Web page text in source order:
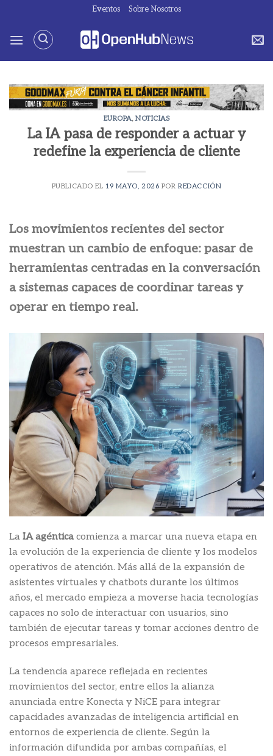
contenido
Eventos Sobre Nosotros
EUROPA, NOTICIAS
La IA pasa de responder a actuar y
redefine la experiencia de cliente
PUBLICADO EL 19 MAYO, 2026 PORREDACCIÓN
Los movimientos recientes del sector
muestran un cambio de enfoque: pasar de
herramientas centradas en la conversación
a sistemas capaces de coordinar tareas y
operar en tiempo real.
La IA agéntica comienza a marcar una nueva etapa en
la evolución de la experiencia de cliente y los modelos
operativos de atención. Más allá de la expansión de
asistentes virtuales y chatbots durante los últimos
años, el mercado empieza a moverse hacia tecnologías
capaces no solo de interactuar con usuarios, sino
también de ejecutar tareas y tomar acciones dentro de
procesos empresariales.
La tendencia aparece reflejada en recientes
movimientos del sector, entre ellos la alianza
anunciada entre Konecta y NiCE para integrar
capacidades avanzadas de inteligencia artificial en
entornos de experiencia de cliente. Según la
información difundida por ambas compañías, el